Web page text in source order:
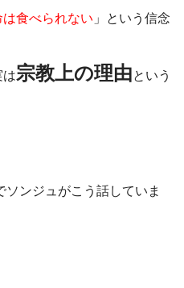
食べられない 」という信念
は宗教上の理由という
ンジュがこう話していま